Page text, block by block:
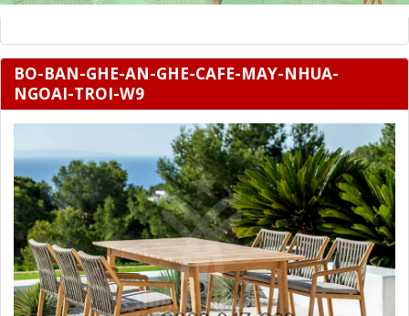
BO-BAN-GHE-AN-GHE-CAFE-MAY-NHUA-
NGOAI-TROI-W9